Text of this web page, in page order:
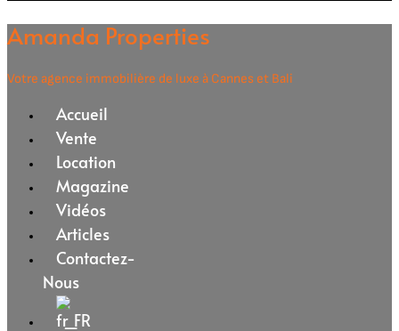
Amanda Properties
Votre agence immobilière de luxe à Cannes et Bali
Accueil
Vente
Location
Magazine
Vidéos
Articles
Contactez-
Nous